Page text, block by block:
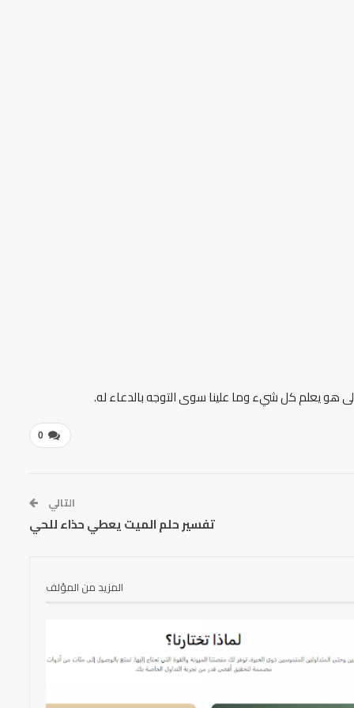
هو يعلم كل شيء وما علينا سوى التوجه بالدعاء له.
0
التالي
تفسير حلم الميت يعطي حذاء للحي
المزيد من المؤلف